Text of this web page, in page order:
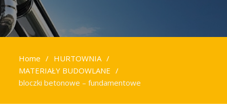
Home
HURTOWNIA
MATERIAŁY BUDOWLANE
bloczki betonowe – fundamentowe